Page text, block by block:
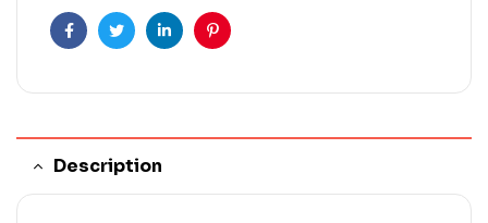
FacebookTwitterLinkedInPinterest
Description